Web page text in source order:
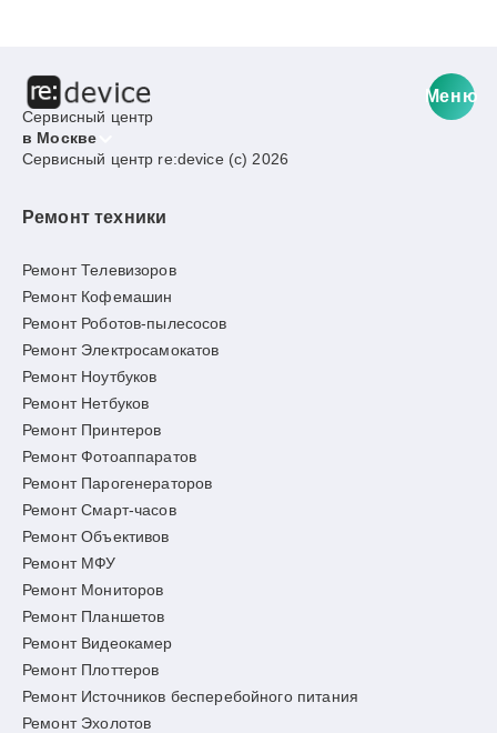
Сервисный центр
в Москве
Меню
Сервисный центр re:device (c) 2026
Ремонт техники
Ремонт Телевизоров
Ремонт Кофемашин
Ремонт Роботов-пылесосов
Ремонт Электросамокатов
Ремонт Ноутбуков
Ремонт Нетбуков
Ремонт Принтеров
Ремонт Фотоаппаратов
Ремонт Парогенераторов
Ремонт Смарт-часов
Ремонт Объективов
Ремонт МФУ
Ремонт Мониторов
Ремонт Планшетов
Ремонт Видеокамер
Ремонт Плоттеров
Ремонт Источников бесперебойного питания
Ремонт Эхолотов